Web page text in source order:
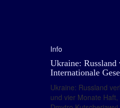
Info
Ukraine:
Internationale
Ukraine: Russland
und vier Monate